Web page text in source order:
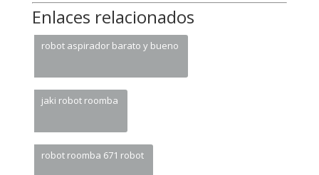
Enlaces relacionados
robot aspirador barato y bueno
jaki robot roomba
robot roomba 671 robot